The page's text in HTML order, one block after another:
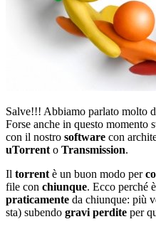
Salve!!! Abbiamo parlato molto
Forse anche in questo momento
con il nostro software con
uTorrent o Transmission.
Il torrent è un buon modo per
file con chiunque. Ecco perché
praticamente da chiunque: più
sta) subendo gravi perdite per